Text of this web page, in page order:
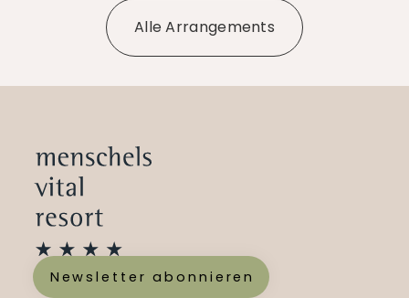
Alle Arrangements
Newsletter abonnieren